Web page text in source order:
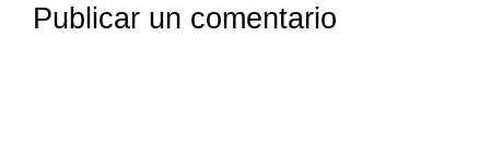
Publicar un comentario